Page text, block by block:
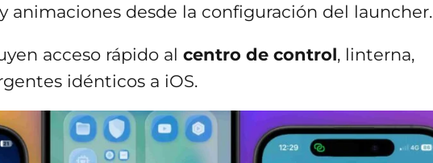
animaciones desde la configuración del launcher.
acceso rápido al centro de control, linterna,
idénticos a iOS.